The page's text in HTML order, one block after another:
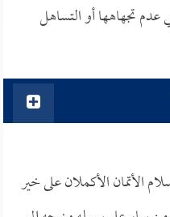
عدم تجهاهها أو التساهل
الأتمان الأكملان على خير